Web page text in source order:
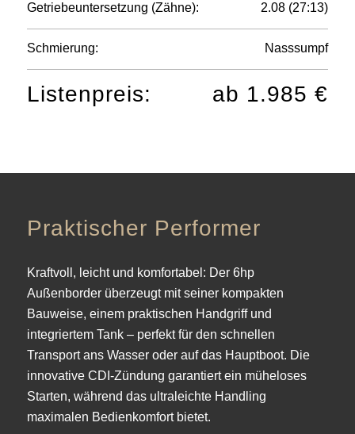
Getriebeuntersetzung (Zähne): 2.08 (27:13)
Schmierung: Nasssumpf
Listenpreis: ab 1.985 €
Praktischer Performer
Kraftvoll, leicht und komfortabel: Der 6hp
Außenborder überzeugt mit seiner kompakten
Bauweise, einem praktischen Handgriff und
integriertem Tank – perfekt für den schnellen
Transport ans Wasser oder auf das Hauptboot. Die
innovative CDI-Zündung garantiert ein müheloses
Starten, während das ultraleichte Handling
maximalen Bedienkomfort bietet.